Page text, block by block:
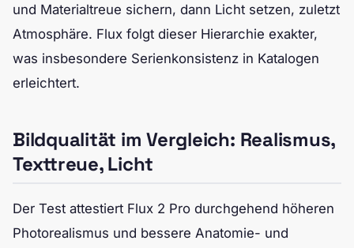
und Materialtreue sichern, dann Licht setzen, zuletzt
Atmosphäre. Flux folgt dieser Hierarchie exakter,
was insbesondere Serienkonsistenz in Katalogen
erleichtert.
Bildqualität im Vergleich: Realismus,
Texttreue, Licht
Der Test attestiert Flux 2 Pro durchgehend höheren
Photorealismus und bessere Anatomie- und